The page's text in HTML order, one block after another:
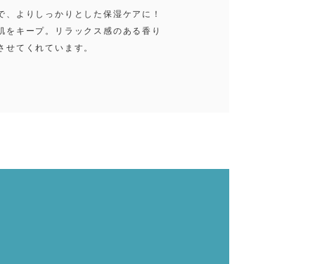
、よりしっかりとした保湿ケアに！
をキープ。リラックス感のある香り
せてくれています。